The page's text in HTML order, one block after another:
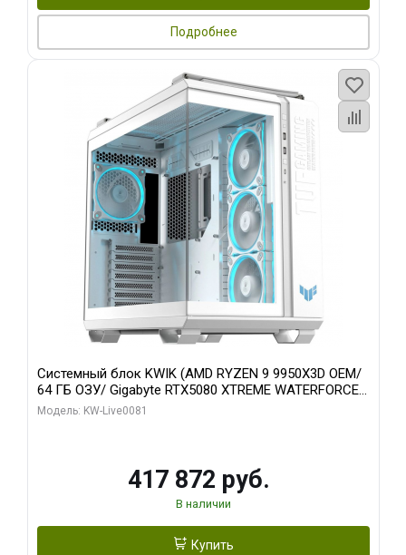
Подробнее
Системный блок KWIK (AMD RYZEN 9 9950X3D OEM/
64 ГБ ОЗУ/ Gigabyte RTX5080 XTREME WATERFORCE
16GB GDDR7 256bit/ 1 ТБ SSD)
Модель: KW-Live0081
417 872 руб.
В наличии
Купить